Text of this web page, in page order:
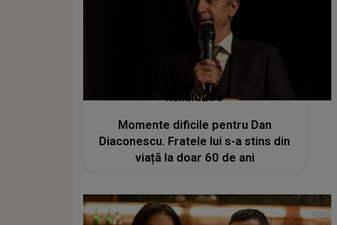
kanald2.ro
Momente dificile pentru Dan
Diaconescu. Fratele lui s-a stins din
viață la doar 60 de ani